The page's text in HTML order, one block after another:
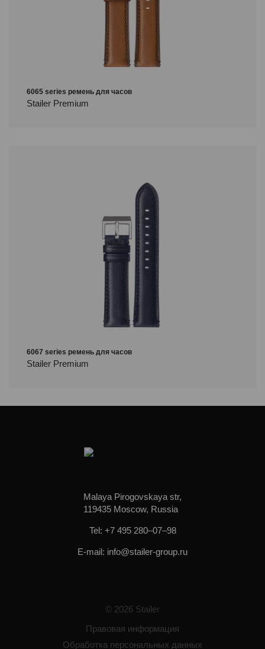
6065 series ремень для часов
Stailer Premium
6067 series ремень для часов
Stailer Premium
© 2026 Stailer
Malaya Pirogovskaya str,
119435 Moscow, Russia
Tel: +7 495 280–07–98
E-mail: info@stailer-group.ru
Правовая информация
Обработка персональных данных